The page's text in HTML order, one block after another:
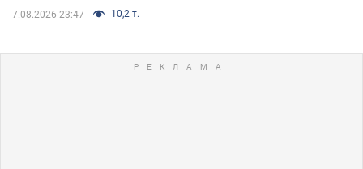
7.08.2026 23:47 10,2 т.